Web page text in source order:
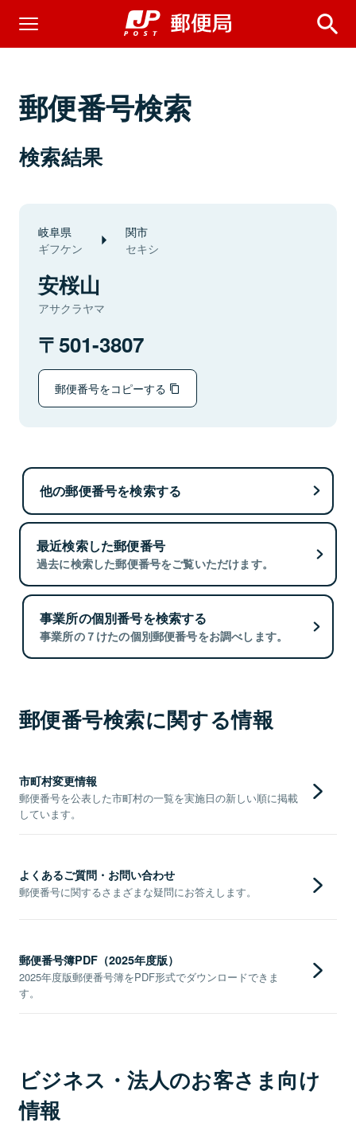
郵便番号検索
検索結果
岐阜県
ギフケン
関市
セキシ
安桜山
アサクラヤマ
501-3807
郵便番号をコピーする
他の郵便番号を検索する
最近検索した郵便番号
過去に検索した郵便番号をご覧いただけます。
事業所の個別番号を検索する
事業所の７けたの個別郵便番号をお調べします。
郵便番号検索に関する情報
市町村変更情報
郵便番号を公表した市町村の一覧を実施日の新しい順に掲載
しています。
よくあるご質問・お問い合わせ
郵便番号に関するさまざまな疑問にお答えします。
郵便番号簿PDF（2025年度版）
2025年度版郵便番号簿をPDF形式でダウンロードできま
す。
ビジネス・法人のお客さま向け
情報